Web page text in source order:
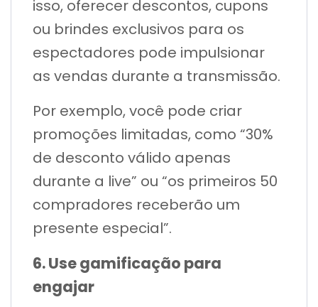
isso, oferecer descontos, cupons
ou brindes exclusivos para os
espectadores pode impulsionar
as vendas durante a transmissão.
Por exemplo, você pode criar
promoções limitadas, como “30%
de desconto válido apenas
durante a live” ou “os primeiros 50
compradores receberão um
presente especial”.
6. Use gamificação para
engajar